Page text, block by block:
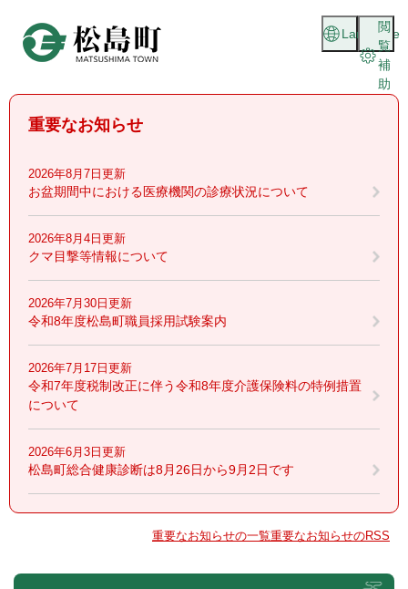
頭
閲
覧
補
助
Language
重要なお知らせ
2026年8月7日更新
お盆期間中における医療機関の診療状況について
2026年8月4日更新
クマ目撃等情報について
2026年7月30日更新
令和8年度松島町職員採用試験案内
2026年7月17日更新
令和7年度税制改正に伴う令和8年度介護保険料の特例措置
について
2026年6月3日更新
松島町総合健康診断は8月26日から9月2日です
重要なお知らせの一覧重要なお知らせのRSS